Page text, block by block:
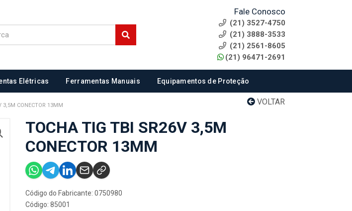
Fale Conosco
(21) 3527-4750
(21) 3888-3533
(21) 2561-8605
(21) 96471-2691
Elétricas Ferramentas Manuais Equipamentos de Proteção
VOLTAR
3,5M CONECTOR 13MM
TOCHA TIG TBI SR26V 3,5M
CONECTOR 13MM
Código do Fabricante: 0750980
Código: 85001